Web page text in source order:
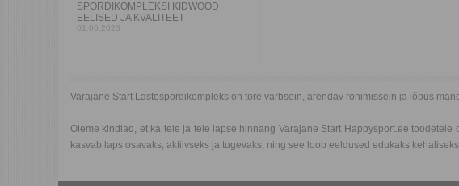
SPORDIKOMPLEKSI KIDWOOD
EELISED JA KVALITEET
01.06.2023
Varajane Start Lastespordikompleks on tore varbsein, arendav ronimissein ja lõbus
Oleme kindlad, et ka teie ja teie lapse hinnang Varajane Start Happysport.ee
kasvab laps osavaks, aktiivseks ja tugevaks, ning see loob eeldused edukaks